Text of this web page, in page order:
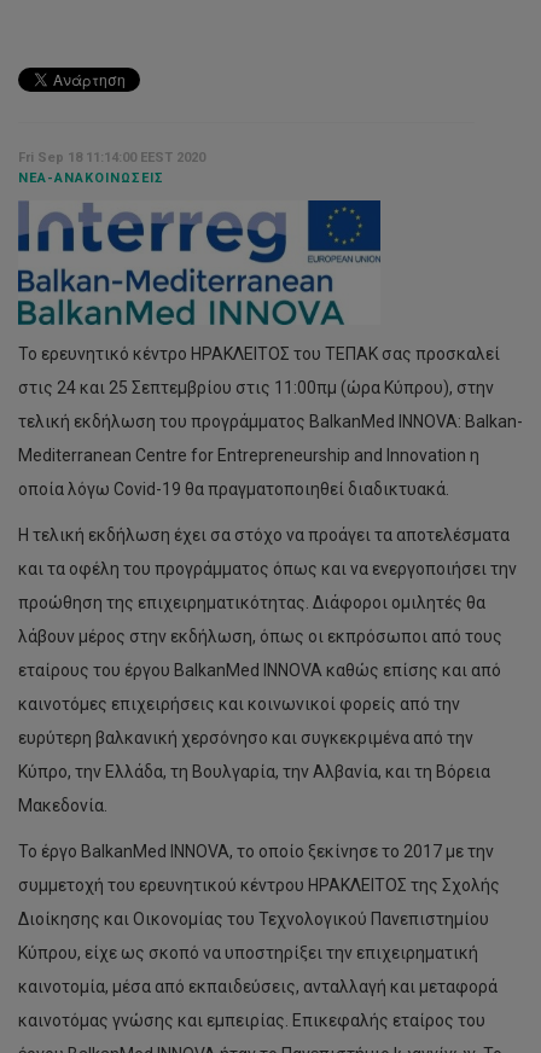
Fri Sep 18 11:14:00 EEST 2020
ΝΈΑ-ΑΝΑΚΟΙΝΏΣΕΙΣ
Το ερευνητικό κέντρο ΗΡΑΚΛΕΙΤΟΣ του ΤΕΠΑΚ σας προσκαλεί
στις 24 και 25 Σεπτεμβρίου στις 11:00πμ (ώρα Κύπρου), στην
τελική εκδήλωση του προγράμματος BalkanMed INNOVA: Balkan-
Mediterranean Centre for Entrepreneurship and Innovation η
οποία λόγω Covid-19 θα πραγματοποιηθεί διαδικτυακά.
Η τελική εκδήλωση έχει σα στόχο να προάγει τα αποτελέσματα
και τα οφέλη του προγράμματος όπως και να ενεργοποιήσει την
προώθηση της επιχειρηματικότητας. Διάφοροι ομιλητές θα
λάβουν μέρος στην εκδήλωση, όπως οι εκπρόσωποι από τους
εταίρους του έργου BalkanMed INNOVA καθώς επίσης και από
καινοτόμες επιχειρήσεις και κοινωνικοί φορείς από την
ευρύτερη βαλκανική χερσόνησο και συγκεκριμένα από την
Κύπρο, την Ελλάδα, τη Βουλγαρία, την Αλβανία, και τη Βόρεια
Μακεδονία.
Το έργο BalkanMed INNOVA, το οποίο ξεκίνησε το 2017 με την
συμμετοχή του ερευνητικού κέντρου ΗΡΑΚΛΕΙΤΟΣ της Σχολής
Διοίκησης και Οικονομίας του Τεχνολογικού Πανεπιστημίου
Κύπρου, είχε ως σκοπό να υποστηρίξει την επιχειρηματική
καινοτομία, μέσα από εκπαιδεύσεις, ανταλλαγή και μεταφορά
καινοτόμας γνώσης και εμπειρίας. Επικεφαλής εταίρος του